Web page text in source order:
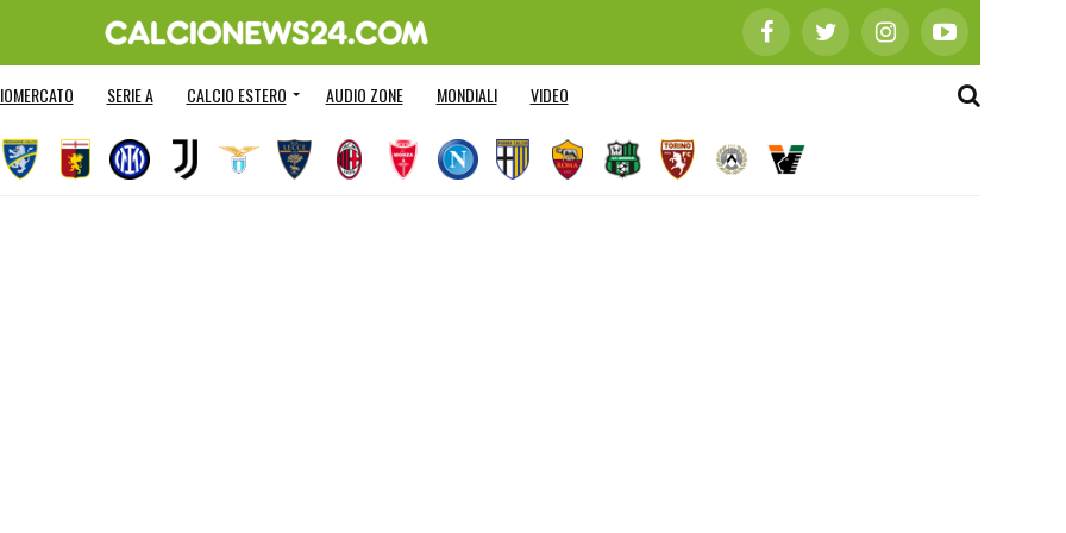
SERIE A CALCIO ESTERO AUDIO ZONE MONDIALI VIDEO